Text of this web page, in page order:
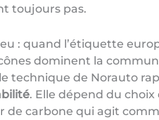
toujours pas.
: quand l’étiquette
dominent la
de Norauto
. Elle dépend du
de carbone qui agit